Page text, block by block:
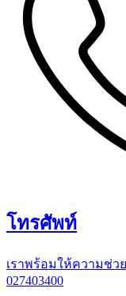
โทรศัพท์
เราพร้อมให้ความช่
027403400